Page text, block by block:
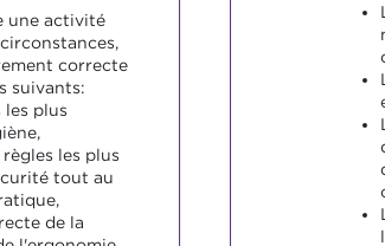
une activité
correcte
suivants:
les plus
les plus
tout au
de la